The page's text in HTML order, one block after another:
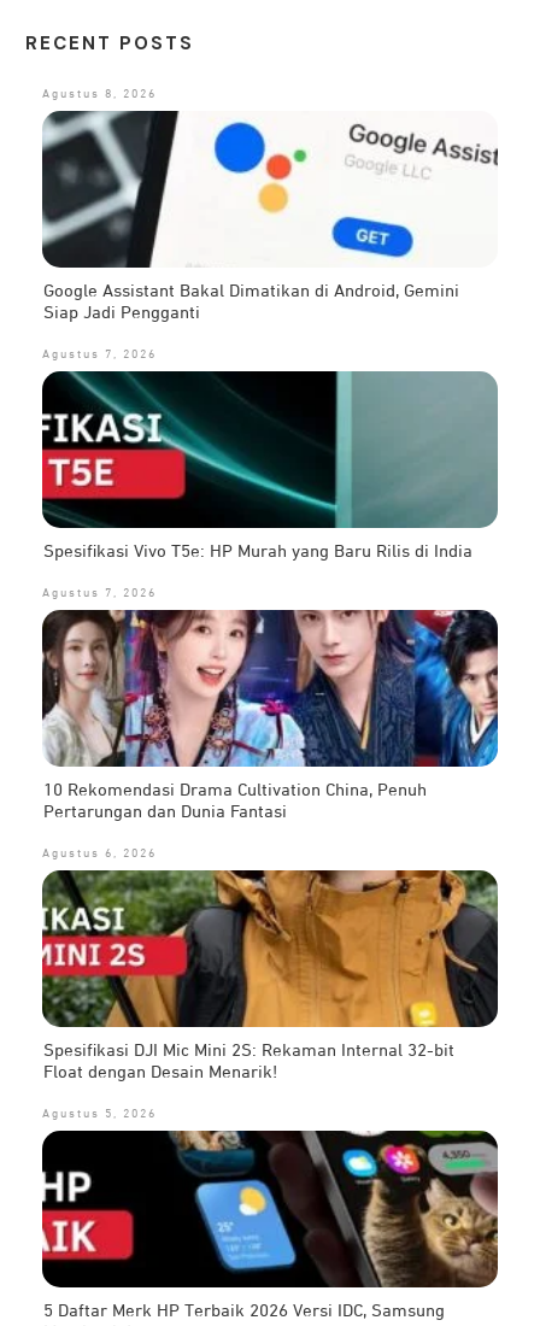
RECENT POSTS
Agustus 8, 2026
Google Assistant Bakal Dimatikan di Android, Gemini
Siap Jadi Pengganti
Agustus 7, 2026
Spesifikasi Vivo T5e: HP Murah yang Baru Rilis di India
Agustus 7, 2026
10 Rekomendasi Drama Cultivation China, Penuh
Pertarungan dan Dunia Fantasi
Agustus 6, 2026
Spesifikasi DJI Mic Mini 2S: Rekaman Internal 32-bit
Float dengan Desain Menarik!
Agustus 5, 2026
5 Daftar Merk HP Terbaik 2026 Versi IDC, Samsung